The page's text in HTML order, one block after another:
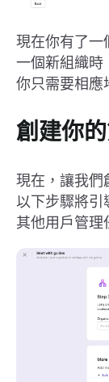
現在你有了一
一個新組織時
你只需要相應
創建你
現在，讓我們
以下步驟將引
其他用戶管理